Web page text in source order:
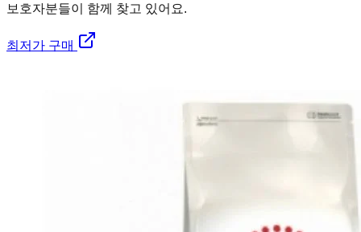
보호자분들이 함께 찾고 있어요.
최저가 구매